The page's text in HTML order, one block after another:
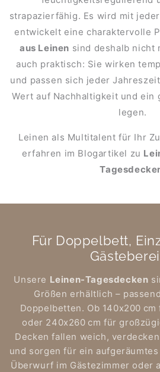
strapazierfähig. Es wird mit
entwickelt eine charaktervolle
aus Leinen sind deshalb nicht
auch praktisch: Sie wirken
und passen sich jeder
Wert auf Nachhaltigkeit und ein
legen.
Leinen als Multitalent für Ihr
erfahren im Blogartikel zu
Für Doppelbett,
Unsere Leinen-Tagesdecken
Größen erhältlich –
Doppelbetten. Ob 140x200
oder 240x260 cm für
Decken fallen weich,
und sorgen für ein
Überwurf im Gästezimmer oder